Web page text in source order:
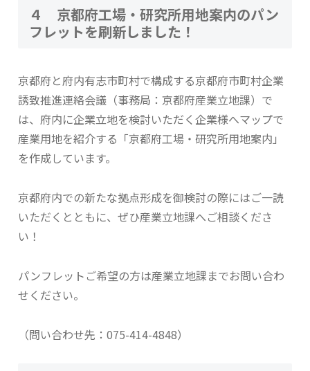
４ 京都府工場・研究所用地案内のパン
フレットを刷新しました！
京都府と府内有志市町村で構成する京都府市町村企業
誘致推進連絡会議（事務局：京都府産業立地課）で
は、府内に企業立地を検討いただく企業様へマップで
産業用地を紹介する「京都府工場・研究所用地案内」
を作成しています。
京都府内での新たな拠点形成を御検討の際にはご一読
いただくとともに、ぜひ産業立地課へご相談くださ
い！
パンフレットご希望の方は産業立地課までお問い合わ
せください。
（問い合わせ先：075-414-4848）